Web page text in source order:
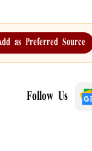
as Preferred Source
Follow Us